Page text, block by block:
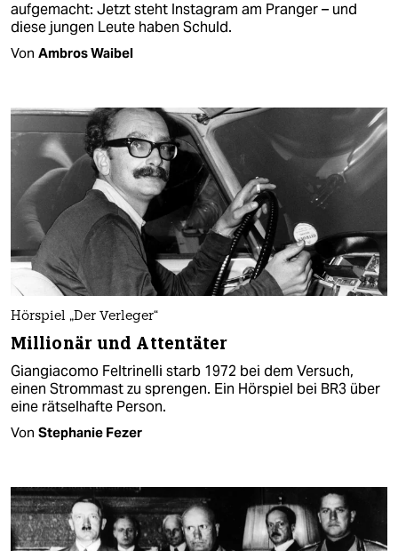
aufgemacht: Jetzt steht Instagram am Pranger – und
diese jungen Leute haben Schuld.
Von Ambros Waibel
Hörspiel „Der Verleger“
Millionär und Attentäter
Giangiacomo Feltrinelli starb 1972 bei dem Versuch,
einen Strommast zu sprengen. Ein Hörspiel bei BR3 über
eine rätselhafte Person.
Von Stephanie Fezer